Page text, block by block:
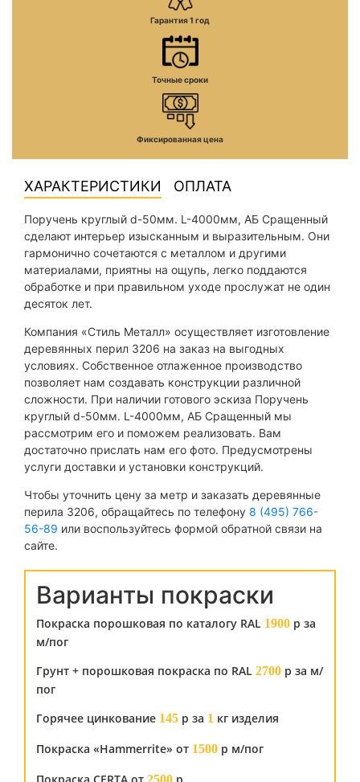
Гарантия 1 год
Точные сроки
Фиксированная цена
ХАРАКТЕРИСТИКИ ОПЛАТА
Поручень круглый d-50мм. L-4000мм, АБ Сращенный
сделают интерьер изысканным и выразительным. Они
гармонично сочетаются с металлом и другими
материалами, приятны на ощупь, легко поддаются
обработке и при правильном уходе прослужат не один
десяток лет.
Компания «Стиль Металл» осуществляет изготовление
деревянных перил 3206 на заказ на выгодных
условиях. Собственное отлаженное производство
позволяет нам создавать конструкции различной
сложности. При наличии готового эскиза Поручень
круглый d-50мм. L-4000мм, АБ Сращенный мы
рассмотрим его и поможем реализовать. Вам
достаточно прислать нам его фото. Предусмотрены
услуги доставки и установки конструкций.
Чтобы уточнить цену за метр и заказать деревянные
перила 3206, обращайтесь по телефону 8 (495) 766-
56-89 или воспользуйтесь формой обратной связи на
сайте.
Варианты покраски
Покраска порошковая по каталогу RAL 1900 р за
м/пог
Грунт + порошковая покраска по RAL 2700 р за м/
пог
Горячее цинкование 145 р за 1 кг изделия
Покраска «Hammerrite» от 1500 р м/пог
2500